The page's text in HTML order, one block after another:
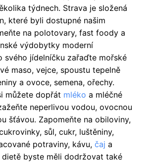
týdnech. Strava je složená
které byli dostupné našim
na polotovary, fast foody a
výdobytky moderní
svého jídelníčku zařaďte mořské
maso, vejce, spoustu tepelně
a ovoce, semena, ořechy.
můžete dopřát mléko a mléčné
neperlivou vodou, ovocnou
šťávou. Zapomeňte na obiloviny,
sůl, cukr, luštěniny,
potraviny, kávu, čaj a
byste měli dodržovat také